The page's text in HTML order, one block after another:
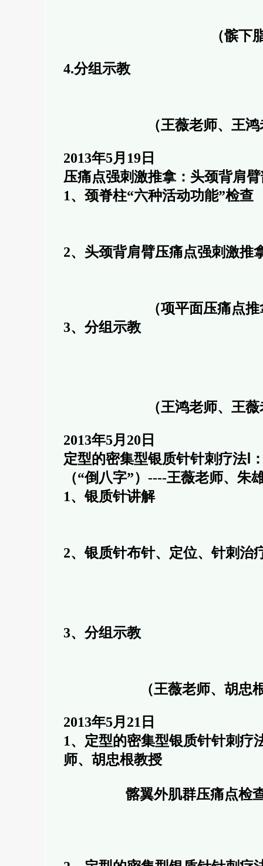
（髌下
4.分组示教
（王薇老师、王
2013年5月19日
压痛点强刺激推拿：头颈背肩
1、颈脊柱“六种活动功能”检查
2、头颈背肩臂压痛点强刺激推
（项平面压痛点
3、分组示教
（王鸿老师、王
2013年5月20日
定型的密集型银质针针刺疗法Ⅰ
（“倒八字”）----王薇老师、朱
1、银质针讲解
2、银质针布针、定位、针刺治
3、分组示教
（王薇老师、胡忠
2013年5月21日
1、定型的密集型银质针针刺疗
师、胡忠根教授
髂翼外肌群压痛点检